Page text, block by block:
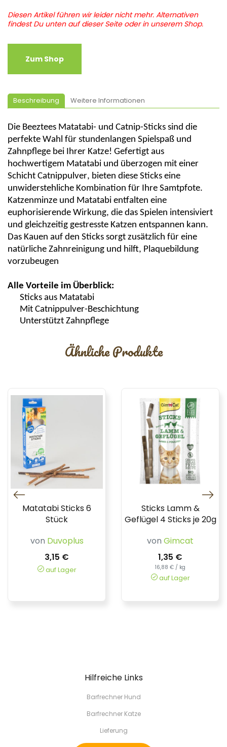
Diesen Artikel führen wir leider nicht mehr. Alternativen
findest Du unten auf dieser Seite oder in unserem Shop.
Zum Shop
Beschreibung Weitere Informationen
Die Beeztees Matatabi- und Catnip-Sticks sind die
perfekte Wahl für stundenlangen Spielspaß und
Zahnpflege bei Ihrer Katze! Gefertigt aus
hochwertigem Matatabi und überzogen mit einer
Schicht Catnippulver, bieten diese Sticks eine
unwiderstehliche Kombination für Ihre Samtpfote.
Katzenminze und Matatabi entfalten eine
euphorisierende Wirkung, die das Spielen intensiviert
und gleichzeitig gestresste Katzen entspannen kann.
Das Kauen auf den Sticks sorgt zusätzlich für eine
natürliche Zahnreinigung und hilft, Plaquebildung
vorzubeugen
Alle Vorteile im Überblick:
Sticks aus Matatabi
Mit Catnippulver-Beschichtung
Unterstützt Zahnpflege
Ähnliche Produkte
Matatabi Sticks 6
Stück
von Duvoplus
3,15 €
auf Lager
Sticks Lamm &
Geflügel 4 Sticks je 20g
von Gimcat
1,35 €
16,88 € / kg
auf Lager
Hilfreiche Links
Barfrechner Hund
Barfrechner Katze
Lieferung